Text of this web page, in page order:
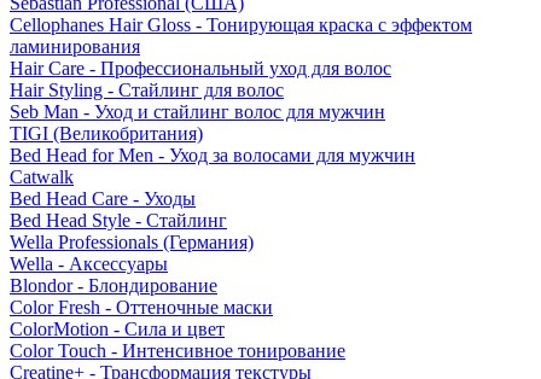
Cellophanes Hair Gloss - Тонирующая краска с эффектом
ламинирования
Hair Care - Профессиональный уход для волос
Hair Styling - Стайлинг для волос
Seb Man - Уход и стайлинг волос для мужчин
TIGI (Великобритания)
Bed Head for Men - Уход за волосами для мужчин
Catwalk
Bed Head Care - Уходы
Bed Head Style - Стайлинг
Wella Professionals (Германия)
Wella - Аксессуары
Blondor - Блондирование
Color Fresh - Оттеночные маски
ColorMotion - Сила и цвет
Color Touch - Интенсивное тонирование
Creatine+ - Трансформация текстуры